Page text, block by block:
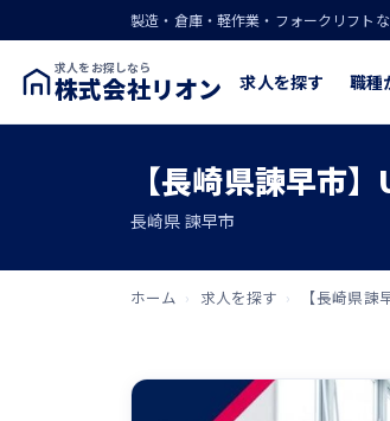
製造・倉庫・軽作業・フォークリフト
求人をお探しなら
株式会社リオン 求人を探す 職種
【長崎県諫早市
長崎県 諫早市
ホーム › 求人を探す › 【長崎県諫